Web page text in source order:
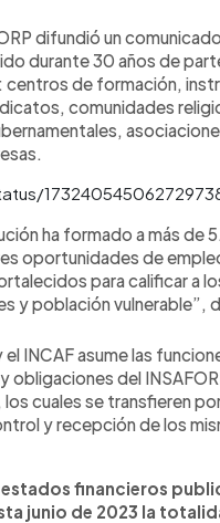
difundió un
durante 30 años de
centros de formación,
comunidades
ha formado a más de
oportunidades de
para calificar a
y población vulnerable”,
INCAF asume las
del
cuales se transfieren
y recepción de los
financieros
junio de 2023 la